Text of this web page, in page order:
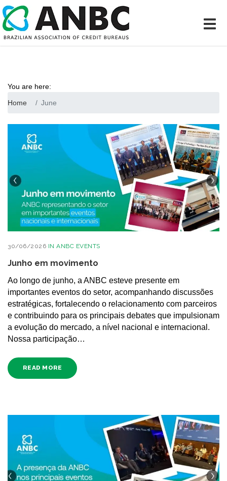
You are here:
Home
June
30/06/2026 IN ANBC EVENTS
Junho em movimento
Ao longo de junho, a ANBC esteve presente em
importantes eventos do setor, acompanhando discussões
estratégicas, fortalecendo o relacionamento com parceiros
e contribuindo para os principais debates que impulsionam
a evolução do mercado, a nível nacional e internacional.
Nossa participação…
READ MORE